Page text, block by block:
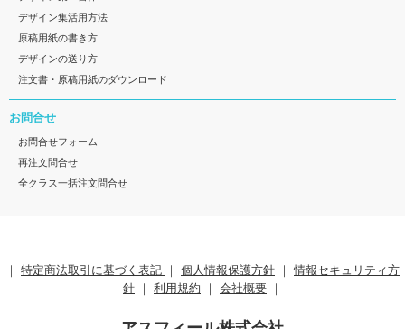
デザイン集活用方法
原稿用紙の書き方
デザインの送り方
注文書・原稿用紙のダウンロード
お問合せ
お問合せフォーム
再注文問合せ
全クラス一括注文問合せ
｜ 特定商法取引に基づく表記 ｜ 個人情報保護方針 ｜情報セキュリティ方
針 ｜ 利用規約 ｜ 会社概要 ｜